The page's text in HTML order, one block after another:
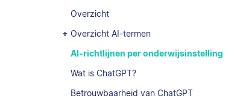
Overzicht
Overzicht AI-termen
AI-richtlijnen per onderwijsinstelling
Wat is ChatGPT?
Betrouwbaarheid van ChatGPT